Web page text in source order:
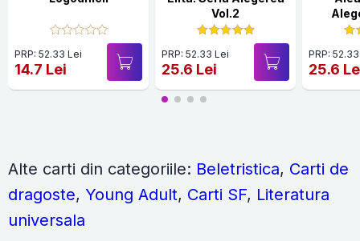
PRP: 52.33 Lei
14.7 Lei
Vol.2
PRP: 52.33 Lei
25.6 Lei
PRP:
25.6
Alte carti din categoriile: Beletristica, Carti de
dragoste, Young Adult, Carti SF, Literatura
universala